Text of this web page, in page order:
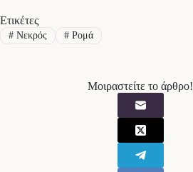
Ετικέτες
#Νεκρός #Ρομά
Μοιραστείτε το άρθρο!